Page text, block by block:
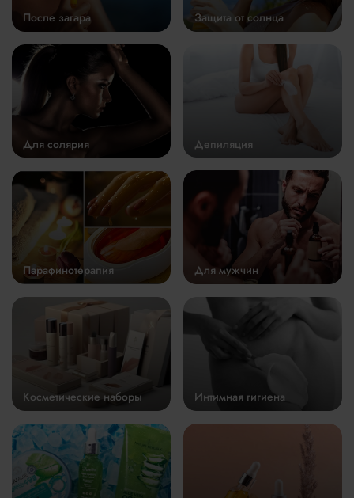
После загара Защита от солнца
Для солярия Депиляция
Парафинотерапия Для мужчин
Косметические наборы Интимная гигиена